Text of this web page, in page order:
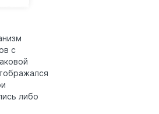
с
либо